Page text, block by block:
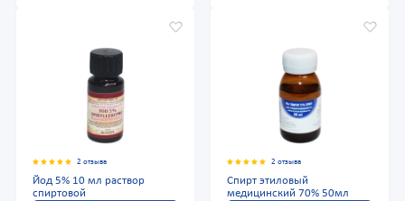
2 отзыва
Йод 5% 10 мл раствор
спиртовой
2 отзыва
Спирт этиловый
медицинский 70% 50мл